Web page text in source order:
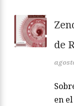
de
en